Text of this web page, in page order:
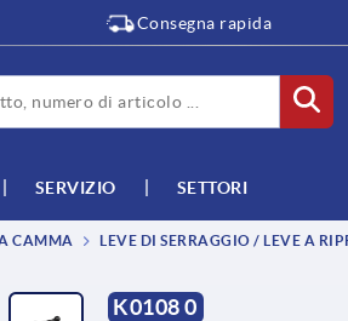
Consegna rapida
SERVIZIO SETTORI
CAMMA LEVE DI SERRAGGIO / LEVE A
K0108 0